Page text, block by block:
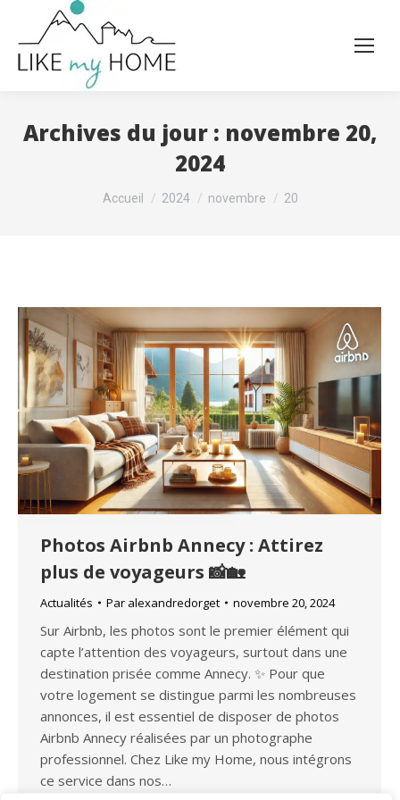
Archives du jour : novembre 20,
2024
Vous êtes ici :
Accueil 2024 novembre 20
Photos Airbnb Annecy : Attirez
plus de voyageurs 📸🏡
Actualités Par alexandredorget novembre 20, 2024
Sur Airbnb, les photos sont le premier élément qui
capte l’attention des voyageurs, surtout dans une
destination prisée comme Annecy. ✨ Pour que
votre logement se distingue parmi les nombreuses
annonces, il est essentiel de disposer de photos
Airbnb Annecy réalisées par un photographe
professionnel. Chez Like my Home, nous intégrons
ce service dans nos…